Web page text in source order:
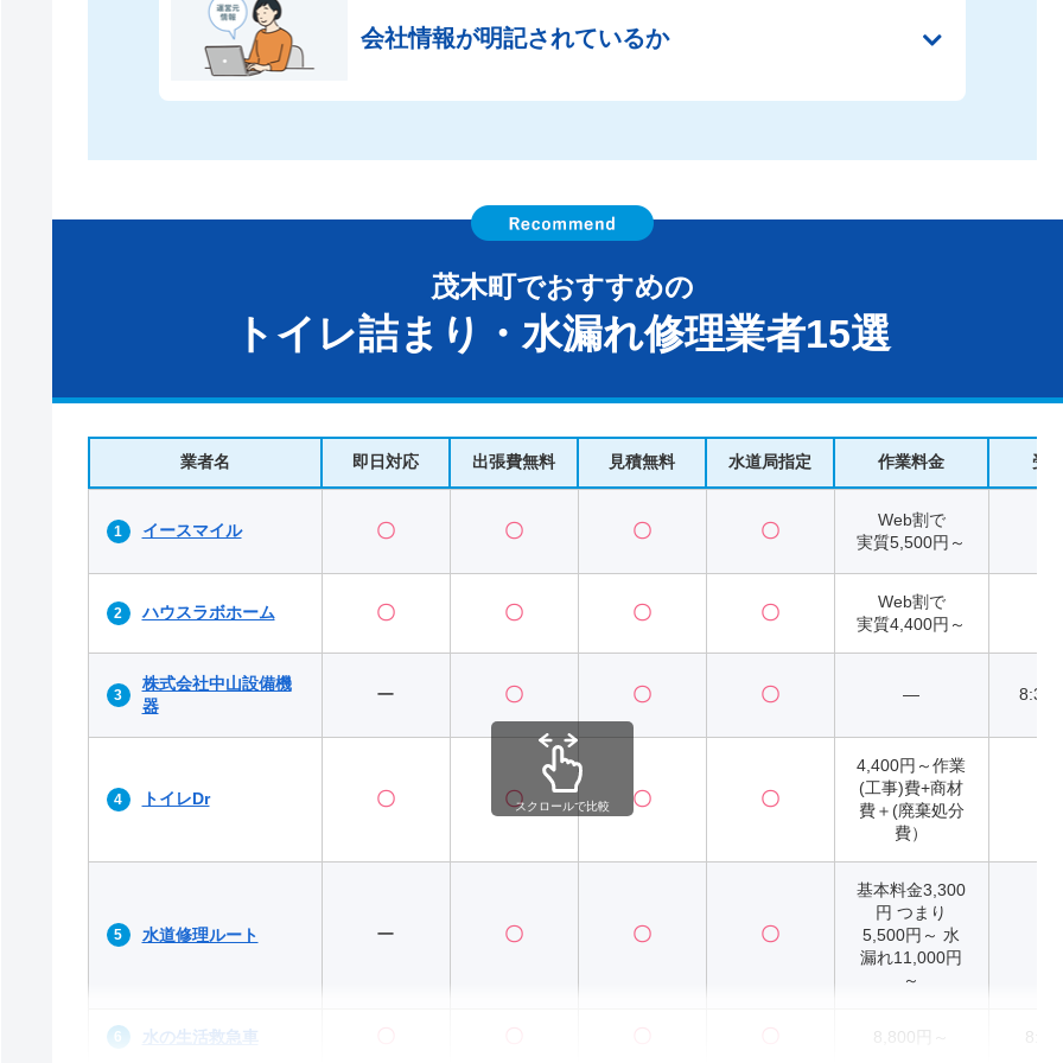
会社情報が明記されているか
茂木町でおすすめの
トイレ詰まり・水漏れ修理業者15選
業者名 即日対応 出張費無料 見積無料 水道局指定 作業料金 受
イースマイル 〇 〇 〇 〇
Web割で
実質5,500円～
ハウスラボホーム 〇 〇 〇 〇
Web割で
実質4,400円～
株式会社中山設備機
器
ー 〇 〇 〇 ― 8:30
トイレDr 〇 〇 〇 〇
4,400円～作業
(工事)費+商材
費＋(廃棄処分
費）
水道修理ルート ー 〇 〇 〇
基本料金3,300
円 つまり
5,500円～ 水
漏れ11,000円
～
水の生活救急車 8,800円～
スクロールで比較